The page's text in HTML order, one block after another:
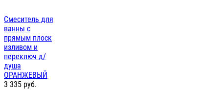
Смеситель для
ванны с
прямым плоск
изливом и
переключ д/
душа
ОРАНЖЕВЫЙ
3 335 руб.